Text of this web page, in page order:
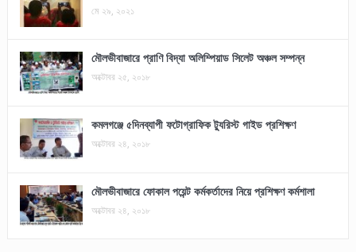
মে ২৯, ২০২১
মৌলভীবাজারে প্রাণি বিদ্যা অলিম্পিয়াড সিলেট অঞ্চল সম্পন্ন
অক্টোবর ২৫, ২০১৮
কমলগঞ্জে ৫দিনব্যাপী ফটোগ্রাফিক ট্যুরিস্ট গাইড প্রশিক্ষণ
অক্টোবর ২৪, ২০১৮
মৌলভীবাজারে ফোকাল পয়েন্ট কর্মকর্তাদের নিয়ে প্রশিক্ষণ কর্মশালা
অক্টোবর ২৪, ২০১৮